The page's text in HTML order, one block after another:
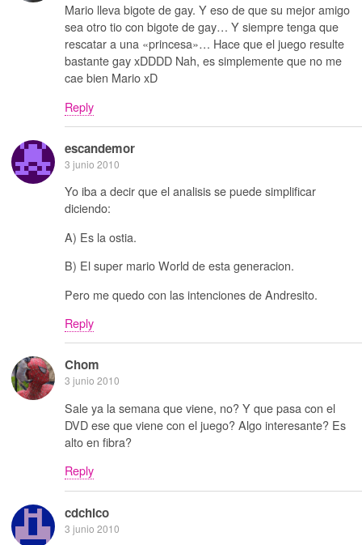
Mario lleva bigote de gay. Y eso de que su mejor amigo
sea otro tio con bigote de gay… Y siempre tenga que
rescatar a una «princesa»… Hace que el juego resulte
bastante gay xDDDD Nah, es simplemente que no me
cae bien Mario xD
Reply
escandemor
3 junio 2010
Yo iba a decir que el analisis se puede simplificar
diciendo:
A) Es la ostia.
B) El super mario World de esta generacion.
Pero me quedo con las intenciones de Andresito.
Reply
Chom
3 junio 2010
Sale ya la semana que viene, no? Y que pasa con el
DVD ese que viene con el juego? Algo interesante? Es
alto en fibra?
Reply
cdchico
3 junio 2010